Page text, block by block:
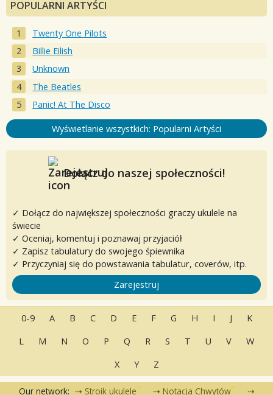
POPULARNI ARTYŚCI
Twenty One Pilots
Billie Eilish
Unknown
The Beatles
Panic! At The Disco
Wyświetlanie wszystkich: Popularni Artyści
Dołącz do naszej społeczności!
✓ Dołącz do największej społeczności graczy ukulele na
świecie
✓ Oceniaj, komentuj i poznawaj przyjaciół
✓ Zapisz tabulatury do swojego śpiewnika
✓ Przyczyniaj się do powstawania tabulatur, coverów, itp.
Zarejestruj
0-9 A B C D E F G H I J
K
L
M N O P Q R S T U V
W
X
Y Z
Our network: Stroik ukulele Notacja Chwytów